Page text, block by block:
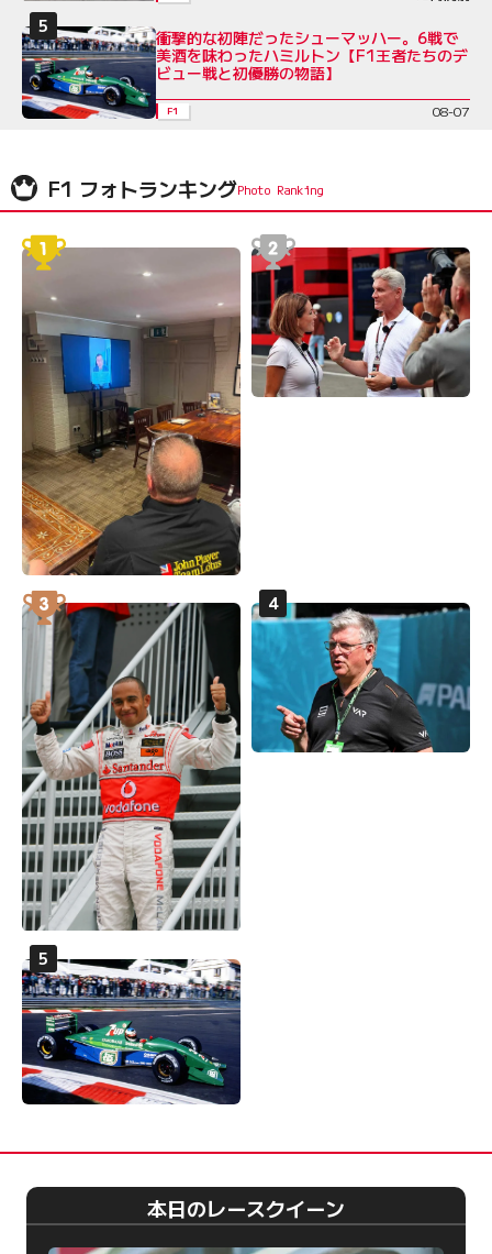
衝撃的な初陣だったシューマッハー。6戦で
美酒を味わったハミルトン【F1王者たちのデ
ビュー戦と初優勝の物語】
F1 08-07
F1 フォトランキング
本日のレースクイーン